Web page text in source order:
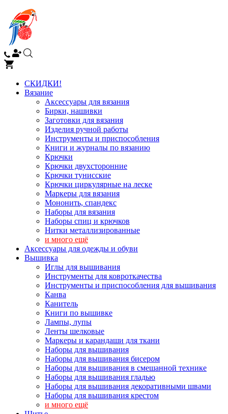
СКИДКИ!
Вязание
Аксессуары для вязания
Бирки, нашивки
Заготовки для вязания
Изделия ручной работы
Инструменты и приспособления
Книги и журналы по вязанию
Крючки
Крючки двухсторонние
Крючки тунисские
Крючки циркулярные на леске
Маркеры для вязания
Мононить, спандекс
Наборы для вязания
Наборы спиц и крючков
Нитки металлизированные
и много ещё
Аксессуары для одежды и обуви
Вышивка
Иглы для вышивания
Инструменты для ковроткачества
Инструменты и приспособления для вышивания
Канва
Канитель
Книги по вышивке
Лампы, лупы
Ленты шелковые
Маркеры и карандаши для ткани
Наборы для вышивания
Наборы для вышивания бисером
Наборы для вышивания в смешанной технике
Наборы для вышивания гладью
Наборы для вышивания декоративными швами
Наборы для вышивания крестом
и много ещё